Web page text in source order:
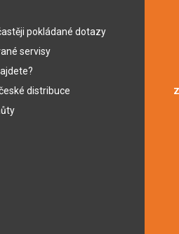
pokládané dotazy
servisy
distribuce